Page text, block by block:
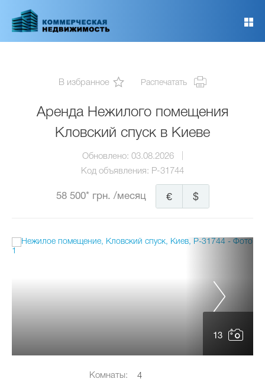
основному
В избранное Распечатать
Аренда Нежилого помещения
Кловский спуск в Киеве
Обновлено: 03.08.2026
Код объявления: P-31744
58 500* грн. /месяц $
€
13
Комнаты:
4